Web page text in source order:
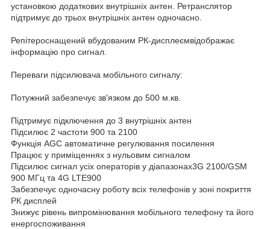
установкою додаткових внутрішніх антен. Ретранслятор
підтримує до трьох внутрішніх антен одночасно.
Репітероснащений вбудованим РК-дисплеємвідображає
інформацію про сигнал.
Переваги підсилювача мобільного сигналу:
Потужний забезпечує зв'язком до 500 м.кв.
Підтримує підключення до 3 внутрішніх антен
Підсилює 2 частоти 900 та 2100
Функція AGC автоматичне регулювання посилення
Працює у приміщеннях з нульовим сигналом
Підсилює сигнал усіх операторів у діапазонах3G 2100/GSM
900 МГц та 4G LTE900
Забезпечує одночасну роботу всіх телефонів у зоні покриття
РК дисплей
Знижує рівень випромінювання мобільного телефону та його
енергоспоживання